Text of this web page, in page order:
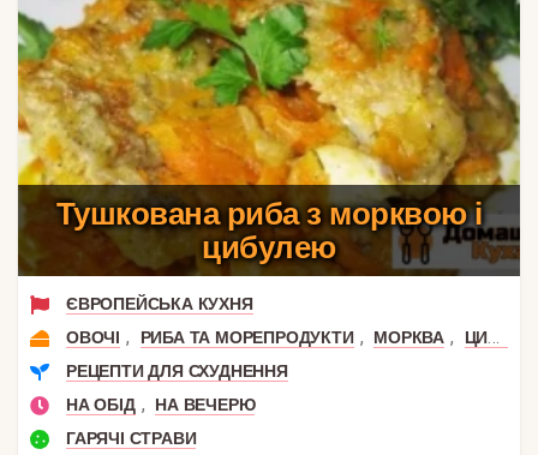
Тушкована риба з морквою і
цибулею
ЄВРОПЕЙСЬКА КУХНЯ
ОВОЧІ , РИБА ТА МОРЕПРОДУКТИ , МОРКВА ,
ЦИБУЛЯ
РЕЦЕПТИ ДЛЯ СХУДНЕННЯ
НА ОБІД ,
НА ВЕЧЕРЮ
ГАРЯЧІ СТРАВИ